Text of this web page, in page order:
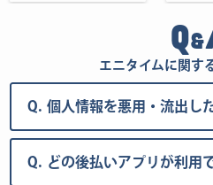
Q&
エニタイムに関す
Q. 個人情報を悪用・流出し
Q. どの後払いアプリが利用